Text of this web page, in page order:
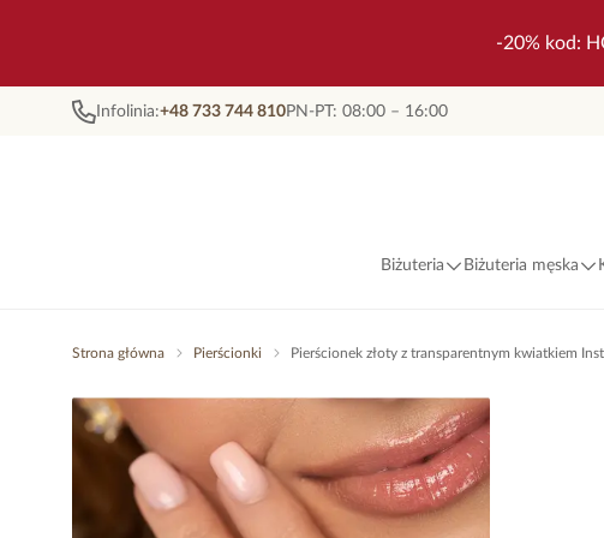
-20% kod:
Infolinia:+48 733 744 810PN-PT: 08:00 – 16:00
Biżuteria Biżuteria męska
Strona główna Pierścionki Pierścionek złoty z transparentnym kwiatkiem